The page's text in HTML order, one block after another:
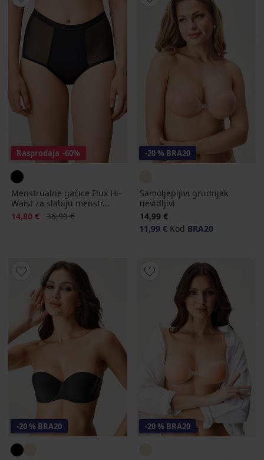
Rasprodaja -60%
Menstrualne gaćice Flux Hi-
Waist za slabiju menstr...
Popust
14,80 € Prvobitna cijena
36,99 €
-20 % BRA20
Samoljepljivi grudnjak
nevidljivi
14,99 €
11,99 € Kod BRA20
-20 % BRA20 -20 % BRA20